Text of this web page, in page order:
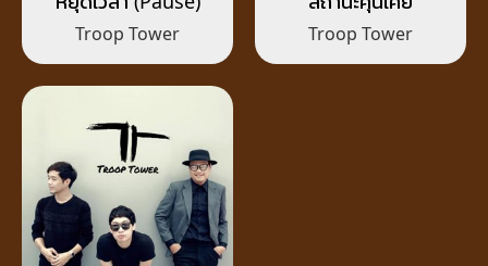
Troop Tower Troop Tower